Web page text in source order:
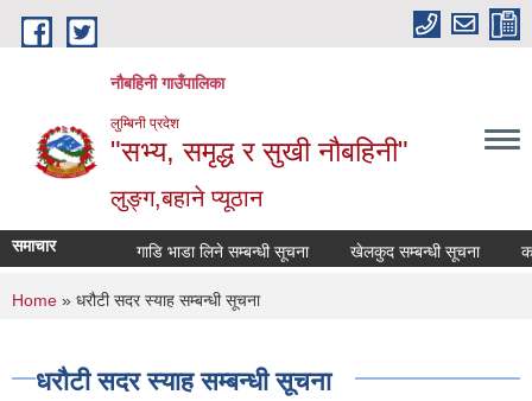
Skip to main content
नौबहिनी गाउँपालिका
लुम्बिनी प्रदेश
"सभ्य, समृद्ध र सुखी नौबहिनी"
लुङ्ग,बहाने प्यूठान
समाचार गाडि भाडा लिने सम्बन्धी सूचना खेलकुद सम्बन्धी सूचना
You are here
Home » धरौटी सदर स्याह सम्बन्धी सूचना
धरौटी सदर स्याह सम्बन्धी सूचना